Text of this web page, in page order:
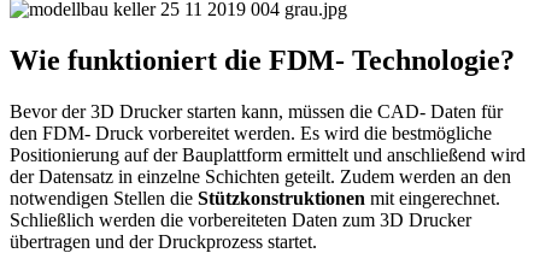
Wie funktioniert die FDM- Technologie?
Bevor der 3D Drucker starten kann, müssen die CAD- Daten für
den FDM- Druck vorbereitet werden. Es wird die bestmögliche
Positionierung auf der Bauplattform ermittelt und anschließend wird
der Datensatz in einzelne Schichten geteilt. Zudem werden an den
notwendigen Stellen die Stützkonstruktionen mit eingerechnet.
Schließlich werden die vorbereiteten Daten zum 3D Drucker
übertragen und der Druckprozess startet.